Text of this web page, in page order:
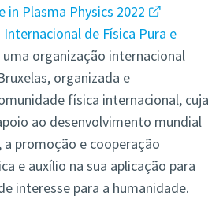
in Plasma Physics 2022
Internacional de Física Pura e
uma organização internacional
organizada e
física internacional, cuja
ao desenvolvimento mundial
a promoção e cooperação
e auxílio na sua aplicação para
interesse para a humanidade.